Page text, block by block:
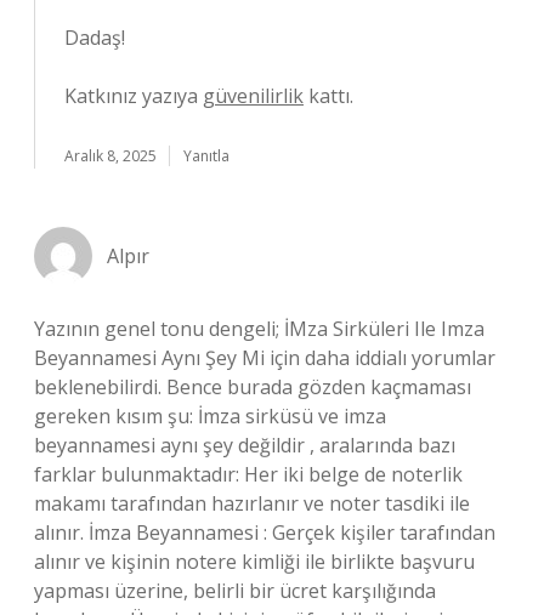
Dadaş!
Katkınız yazıya güvenilirlik kattı.
Aralık 8, 2025 Yanıtla
Alpır
Yazının genel tonu dengeli; İMza Sirküleri Ile Imza
Beyannamesi Aynı Şey Mi için daha iddialı yorumlar
beklenebilirdi. Bence burada gözden kaçmaması
gereken kısım şu: İmza sirküsü ve imza
beyannamesi aynı şey değildir , aralarında bazı
farklar bulunmaktadır: Her iki belge de noterlik
makamı tarafından hazırlanır ve noter tasdiki ile
alınır. İmza Beyannamesi : Gerçek kişiler tarafından
alınır ve kişinin notere kimliği ile birlikte başvuru
yapması üzerine, belirli bir ücret karşılığında